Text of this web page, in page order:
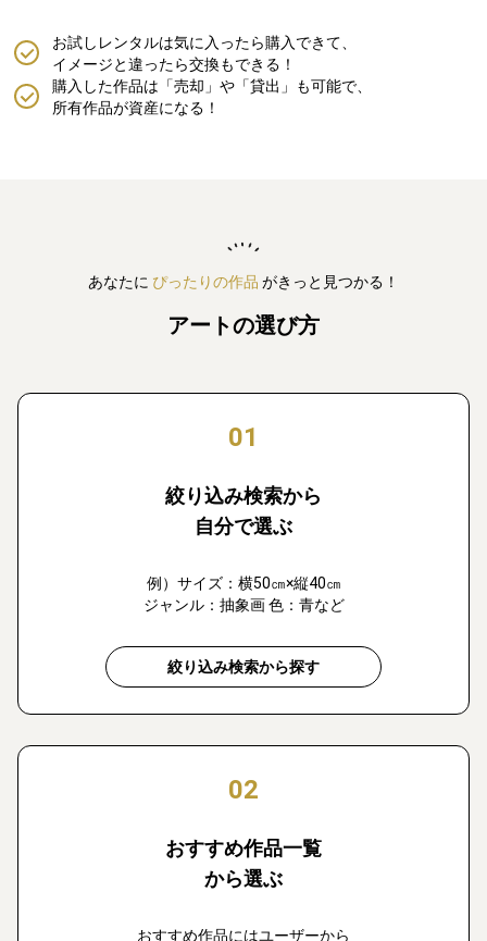
購入した作品は「売却」や「貸出」も可能で、
所有作品が資産になる！
お試しレンタルは気に入ったら購入できて、
イメージと違ったら交換もできる！
あなたに ぴったりの作品 がきっと見つかる！
アートの選び方
01
絞り込み検索から
自分で選ぶ
例）サイズ：横50㎝×縦40㎝
ジャンル：抽象画 色：青など
絞り込み検索から探す
02
おすすめ作品一覧
から選ぶ
おすすめ作品にはユーザーから